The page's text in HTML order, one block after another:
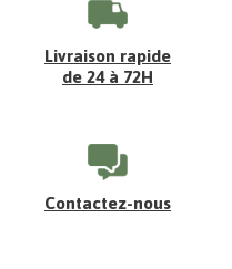
Livraison rapide
de 24 à 72H
Contactez-nous